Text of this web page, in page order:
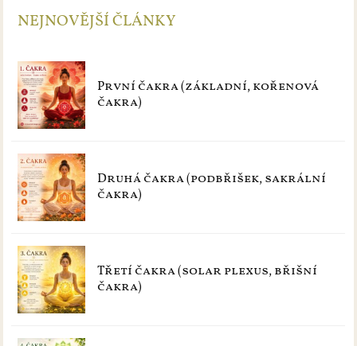
NEJNOVĚJŠÍ ČLÁNKY
První čakra (základní, kořenová
čakra)
Druhá čakra (podbřišek, sakrální
čakra)
Třetí čakra (solar plexus, břišní
čakra)